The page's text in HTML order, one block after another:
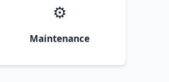
⚙️
Maintenance